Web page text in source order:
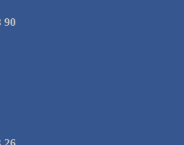
90